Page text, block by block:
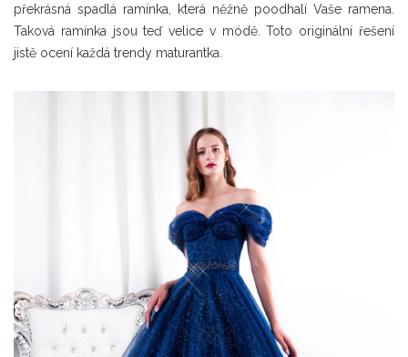
překrásná spadlá ramínka, která něžně poodhalí Vaše ramena.
Taková ramínka jsou teď velice v módě. Toto originální řešení
jistě ocení každá trendy maturantka.